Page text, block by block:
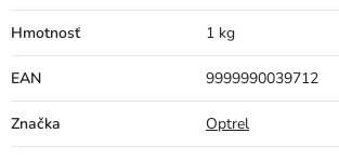
Hmotnosť 1 kg
EAN 9999990039712
Značka Optrel